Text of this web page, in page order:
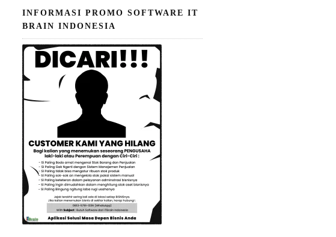
INFORMASI PROMO SOFTWARE IT
BRAIN INDONESIA